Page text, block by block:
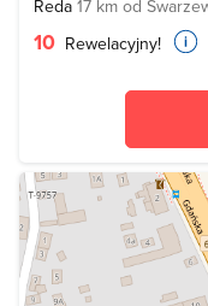
Reda 17 km od
10 Rewelacyjny!